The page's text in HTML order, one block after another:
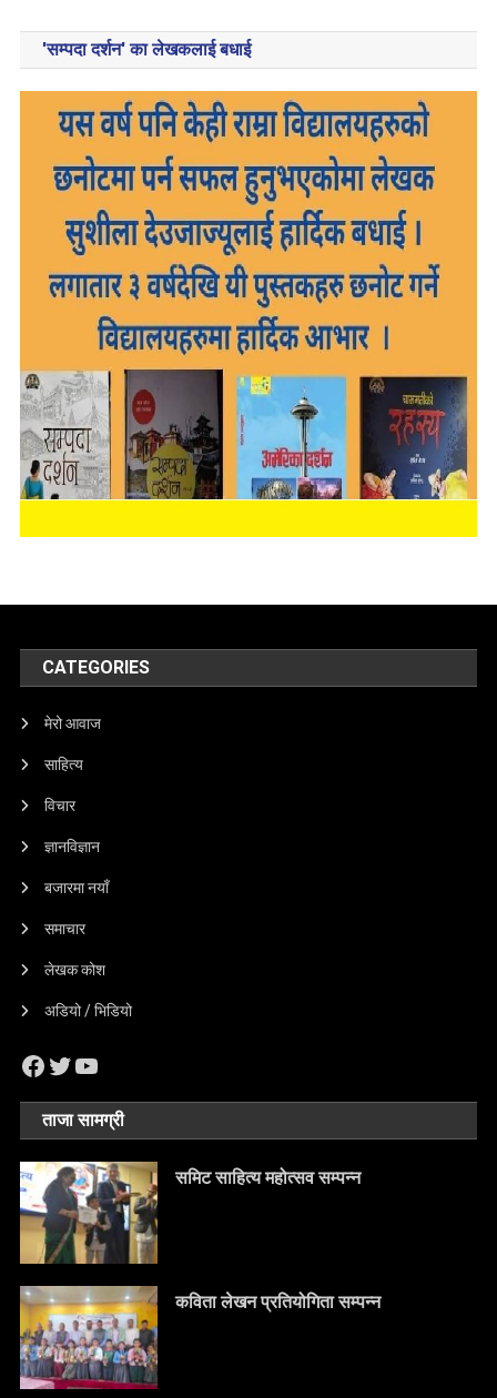
'सम्पदा दर्शन' का लेखकलाई बधाई
CATEGORIES
मेरो आवाज
साहित्य
विचार
ज्ञानविज्ञान
बजारमा नयाँ
समाचार
लेखक कोश
अडियो / भिडियो
Facebook
Twitter
YouTube
ताजा सामग्री
समिट साहित्य महोत्सव सम्पन्न
कविता लेखन प्रतियोगिता सम्पन्न